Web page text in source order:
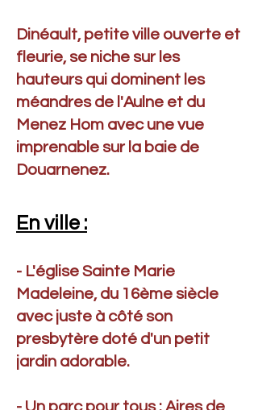
Dinéault, petite ville ouverte et
fleurie, se niche sur les
hauteurs qui dominent les
méandres de l'Aulne et du
Menez Hom avec une vue
imprenable sur la baie de
Douarnenez.
En ville :
- L'église Sainte Marie
Madeleine, du 16ème siècle
avec juste à côté son
presbytère doté d'un petit
jardin adorable.
- Un parc pour tous : Aires de